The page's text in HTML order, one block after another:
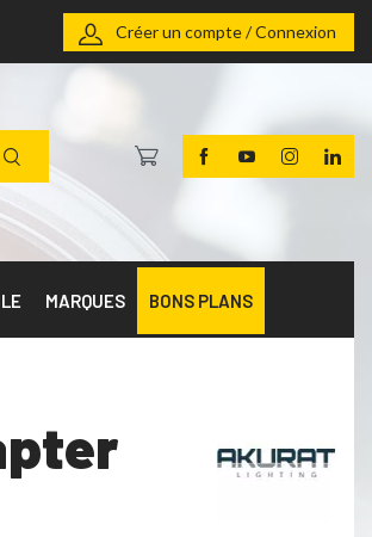
Créer un compte / Connexion
MARQUES BONS PLANS